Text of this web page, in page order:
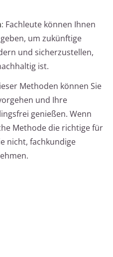
Fachleute können Ihnen
um zukünftige
und sicherzustellen,
ist.
Methoden können Sie
und Ihre
genießen. Wenn
Methode die richtige für
nicht, fachkundige